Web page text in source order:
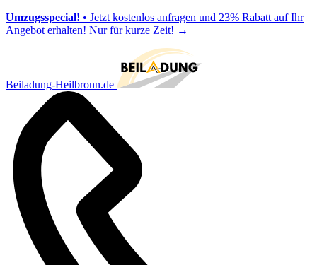
Umzugsspecial! • Jetzt kostenlos anfragen und 23% Rabatt auf Ihr
Angebot erhalten! Nur für kurze Zeit! →
Beiladung-Heilbronn.de